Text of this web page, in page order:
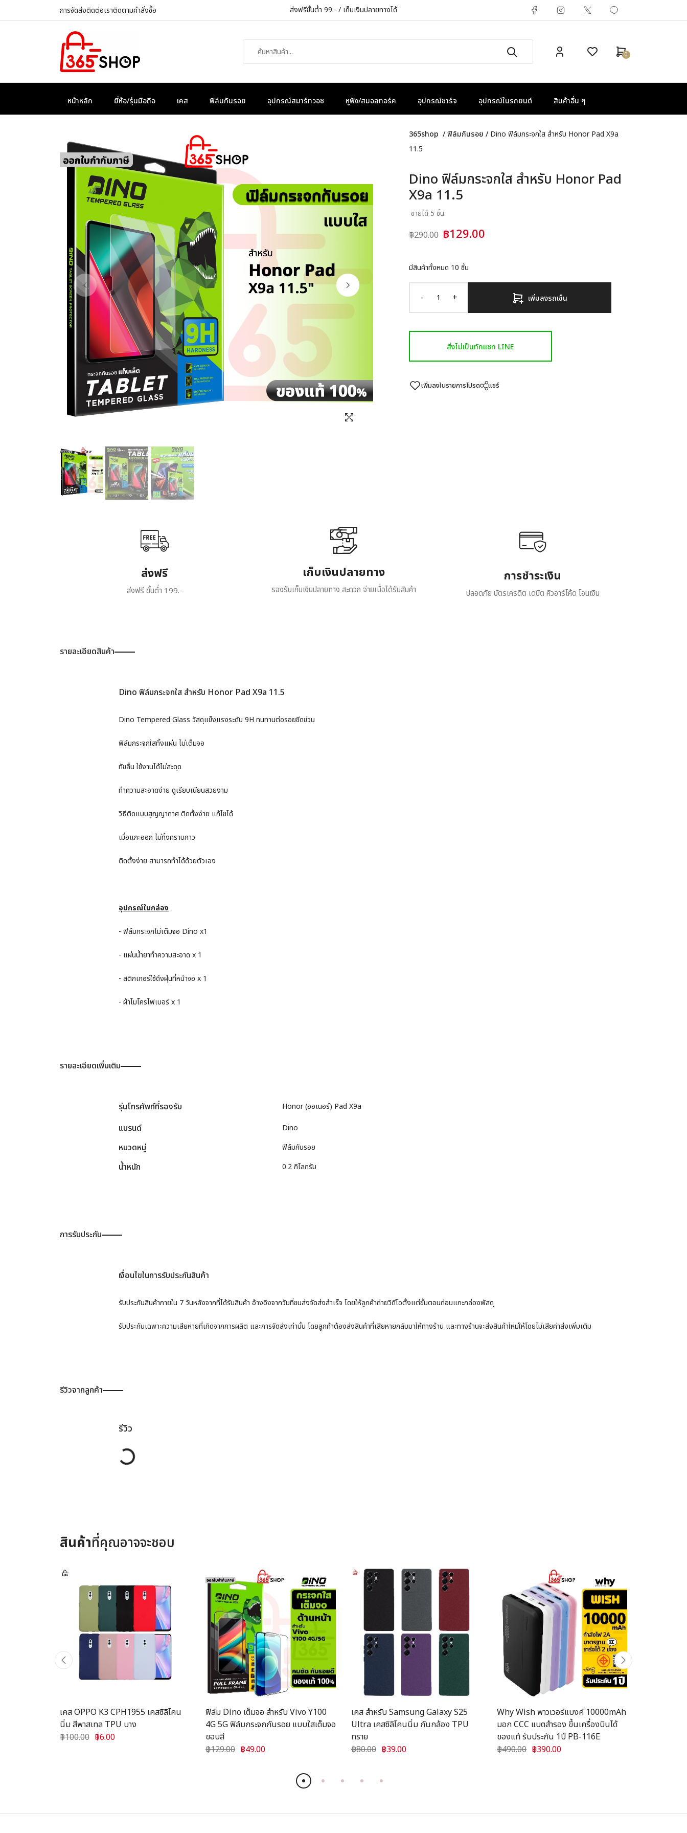
การจัดส่งติดต่อเราติดตามคำสั่งซื้อ ส่งฟรีขั้นต่ำ 99.- / เก็บเงินปลายทางได้
0
หน้าหลัก ยี่ห้อ/รุ่นมือถือ เคส ฟิล์มกันรอย อุปกรณ์สมาร์ทวอช หูฟัง/สมอลทอร์ค อุปกรณ์ชาร์จ อุปกรณ์ในรถยนต์ สินค้าอื่น ๆ
365shop / ฟิล์มกันรอย / Dino ฟิล์มกระจกใส สำหรับ Honor Pad X9a
11.5
Dino ฟิล์มกระจกใส สำหรับ Honor Pad
X9a 11.5
ขายได้ 5 ชิ้น
฿290.00 ฿129.00
มีสินค้าทั้งหมด 10 ชิ้น
- + เพิ่มลงรถเข็น
สั่งไม่เป็นทักแชท LINE
เพิ่มลงในรายการโปรด แชร์
ส่งฟรี
ส่งฟรี ขั้นต่ำ 199.-
เก็บเงินปลายทาง
รองรับเก็บเงินปลายทาง สะดวก จ่ายเมื่อได้รับสินค้า
การชำระเงิน
ปลอดภัย บัตรเครดิต เดบิต คิวอาร์โค้ด โอนเงิน
รายละเอียดสินค้า
Dino ฟิล์มกระจกใส สำหรับ Honor Pad X9a 11.5
Dino Tempered Glass วัสดุแข็งแรงระดับ 9H ทนทานต่อรอยขีดข่วน
ฟิล์มกระจกใสทั้งแผ่น ไม่เต็มจอ
ทัชลื่น ใช้งานได้ไม่สะดุด
ทำความสะอาดง่าย ดูเรียบเนียนสวยงาม
วิธีติดแบบสูญญากาศ ติดตั้งง่าย แก้ไขได้
เมื่อแกะออก ไม่ทิ้งคราบกาว
ติดตั้งง่าย สามารถทำได้ด้วยตัวเอง
อุปกรณ์ในกล่อง
- ฟิล์มกระจกไม่เต็มจอ Dino x1
- แผ่นน้ำยาทำความสะอาด x 1
- สติกเกอร์ใช้ดึงฝุ่นที่หน้าจอ x 1
- ผ้าไมโครไฟเบอร์ x 1
รายละเอียดเพิ่มเติม
รุ่นโทรศัพท์ที่รองรับ Honor (ออเนอร์) Pad X9a
แบรนด์ Dino
หมวดหมู่ ฟิล์มกันรอย
น้ำหนัก 0.2 กิโลกรัม
การรับประกัน
เงื่อนไขในการรับประกันสินค้า
รับประกันสินค้าภายใน 7 วันหลังจากที่ได้รับสินค้า อ้างอิงจากวันที่ขนส่งจัดส่งสำเร็จ โดยให้ลูกค้าถ่ายวิดีโอตั้งแต่ขั้นตอนก่อนแกะกล่องพัสดุ
รับประกันเฉพาะความเสียหายที่เกิดจากการผลิต และการจัดส่งเท่านั้น โดยลูกค้าต้องส่งสินค้าที่เสียหายกลับมาให้ทางร้าน และทางร้านจะส่งสินค้าใหม่ให้โดยไม่เสียค่าส่งเพิ่มเติม
รีวิวจากลูกค้า
รีวิว
Loading...
สินค้าที่คุณอาจจะชอบ
เคส OPPO K3 CPH1955 เคสซิลิโคน
นิ่ม สีพาสเทล TPU บาง
฿100.00 ฿6.00
ฟิล์ม Dino เต็มจอ สำหรับ Vivo Y100
4G 5G ฟิล์มกระจกกันรอย แบบใสเต็มจอ
ขอบสี
฿129.00 ฿49.00
เคส สำหรับ Samsung Galaxy S25
Ultra เคสซิลิโคนนิ่ม กันกล้อง TPU
ทราย
฿80.00 ฿39.00
Why Wish พาวเวอร์แบงค์ 10000mAh
มอก CCC แบตสำรอง ขึ้นเครื่องบินได้
ของแท้ รับประกัน 1ปี PB-116E
฿490.00 ฿390.00